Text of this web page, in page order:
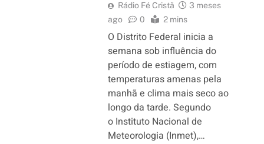
Rádio Fé Cristã
3 meses
ago
0 2 mins
O Distrito Federal inicia a
semana sob influência do
período de estiagem, com
temperaturas amenas pela
manhã e clima mais seco ao
longo da tarde. Segundo
o Instituto Nacional de
Meteorologia (Inmet),…